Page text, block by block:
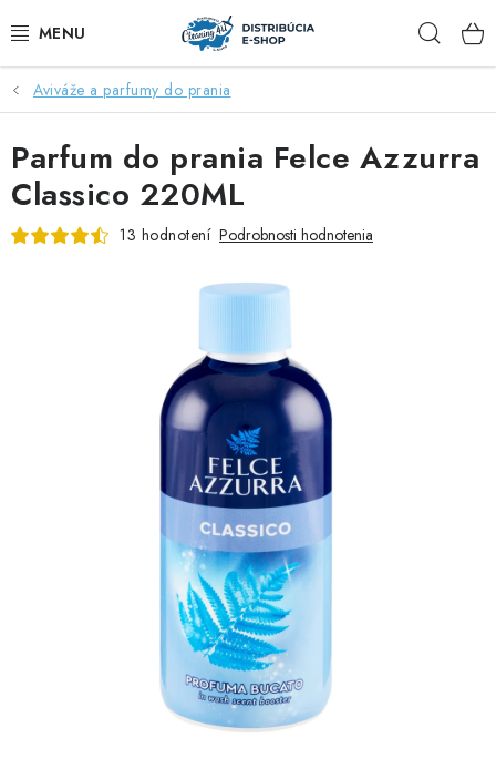
na
ZĽAVY AŽ DO -40%
COCCOLATEVI®️🇮🇹💙
🌷DEO DUE®️🩷🇮🇹
🆕®️ NAŠE NOVINKY
ČISTENIE DOMÁCNOSTI
PAPIEROVÁ HYGIENA A UTIERKY
KOZMETIKA-OSOBNÁ STAROSTLIVOSŤ
ANTIBAKTERIÁLNE A DEZINFEKČNÉ PRODUKTY
Aviváže a parfumy do prania
Parfum do prania Felce Azzurra
Classico 220ML
13 hodnotení Podrobnosti hodnotenia